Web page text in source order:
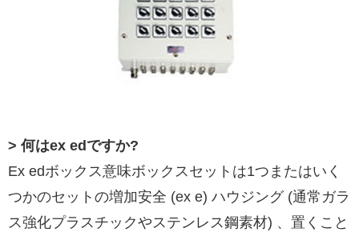
> 何はex edですか?
Ex edボックス意味ボックスセットは1つまたはいく
つかのセットの増加安全 (ex e) ハウジング (通常ガラ
ス強化プラスチックやステンレス鋼素材) 、置くこと